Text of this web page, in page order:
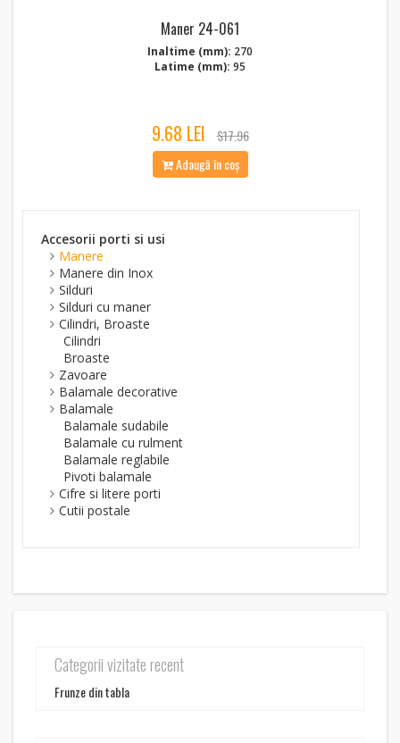
Maner 24-061
Inaltime (mm): 270
Latime (mm): 95
9.68 LEI
$17.96
Adaugă în coș
Accesorii porti si usi
Manere
Manere din Inox
Silduri
Silduri cu maner
Cilindri, Broaste
Cilindri
Broaste
Zavoare
Balamale decorative
Balamale
Balamale sudabile
Balamale cu rulment
Balamale reglabile
Pivoti balamale
Cifre si litere porti
Cutii postale
Categorii vizitate recent
Frunze din tabla